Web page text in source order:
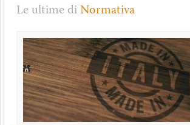
Le ultime diNormativa